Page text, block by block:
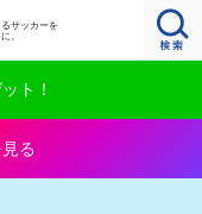
サッカーを
。
ト！
る